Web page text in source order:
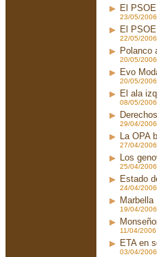
El
23/05/
El
22/05/
Polanco
20/05/
Evo
20/05/
El ala
08/05/
29/04/
La OPA
27/04/
Los
25/04/
Estado
24/04/
Marbella
19/04/
11/04/
ETA en
03/04/